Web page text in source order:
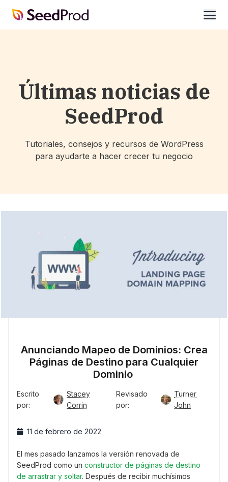
SeedProd
Últimas noticias de
SeedProd
Tutoriales, consejos y recursos de WordPress
para ayudarte a hacer crecer tu negocio
Anunciando Mapeo de Dominios: Crea
Páginas de Destino para Cualquier
Dominio
Escrito
por:
Stacey
Corrin
Revisado
por:
Turner
John
11 de febrero de 2022
El mes pasado lanzamos la versión renovada de
SeedProd como un constructor de páginas de destino
de arrastrar y soltar. Después de recibir muchísimos